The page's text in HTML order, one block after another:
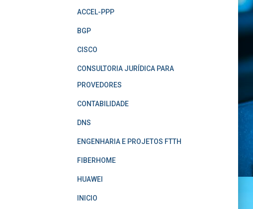
ACCEL-PPP
BGP
CISCO
CONSULTORIA JURÍDICA PARA
PROVEDORES
CONTABILIDADE
DNS
ENGENHARIA E PROJETOS FTTH
FIBERHOME
HUAWEI
INICIO